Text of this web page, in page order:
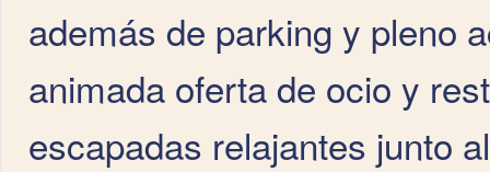
además de parking y pleno
animada oferta de ocio y
escapadas relajantes junto